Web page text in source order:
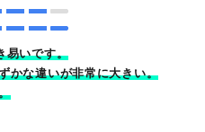
易いです。
かな違いが非常に大きい。